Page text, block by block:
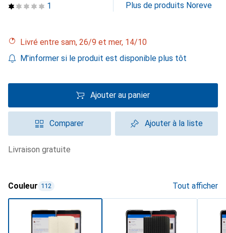
1 Plus de produits Noreve
Livré entre sam, 26/9 et mer, 14/10
M'informer si le produit est disponible plus tôt
Ajouter au panier
Comparer Ajouter à la liste
livraison gratuite
Couleur 112 Tout afficher